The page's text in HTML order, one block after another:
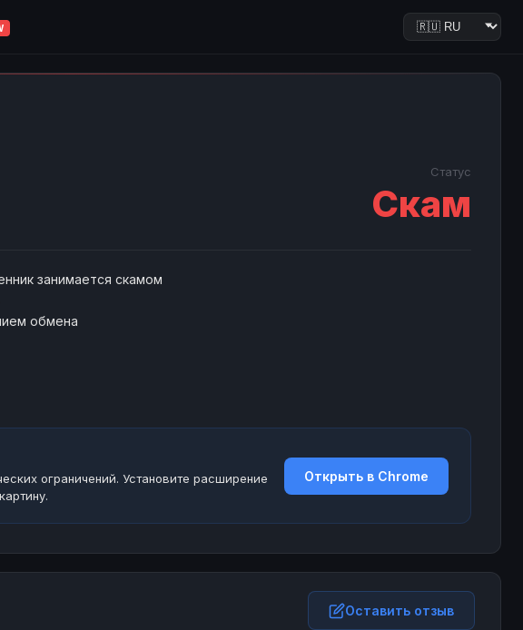
Статус
Скам
занимается скамом
обмена
ограничений. Установите расширение
Открыть в Chrome
Оставить отзыв